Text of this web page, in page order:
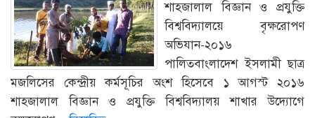
শাহজালাল বিজ্ঞান ও প্রযুক্তি
বিশ্ববিদ্যালয়ে বৃক্ষরোপণ
অভিযান-২০১৬
পালিতবাংলাদেশ ইসলামী ছাত্র
মজলিসের কেন্দ্রীয় কর্মসূচির অংশ হিসেবে ১ আগস্ট ২০১৬
শাহজালাল বিজ্ঞান ও প্রযুক্তি বিশ্ববিদ্যালয় শাখার উদ্যোগে